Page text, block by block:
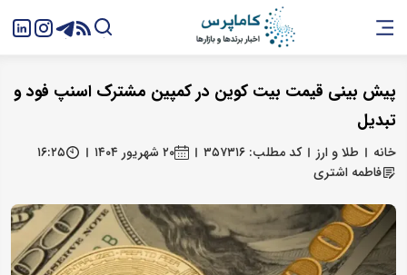
پیش بینی قیمت بیت کوین در کمپین مشترک اسنپ فود و
تبدیل
خانه طلا و ارز کد مطلب: ۳۵۷۳۱۶ ۲۰ شهریور ۱۴۰۴
۱۶:۲۵
فاطمه اشتری